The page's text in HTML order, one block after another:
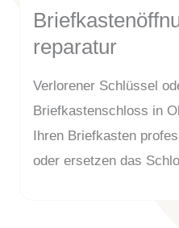
reparatur
Verlorener Schlüssel
Briefkastenschloss in
Ihren Briefkasten
oder ersetzen das